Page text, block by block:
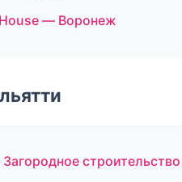
— Воронеж
строительство